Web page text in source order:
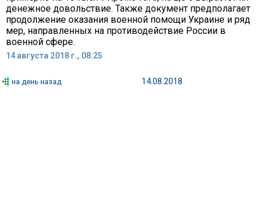
денежное довольствие. Также документ предполагает
продолжение оказания военной помощи Украине и ряд
мер, направленных на противодействие России в
военной сфере.
14 августа 2018 г., 08:25
на день назад 14.08.2018